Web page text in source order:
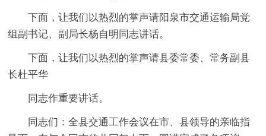
下面，让我们以热烈的掌声请阳泉市交通运输局党
组副书记、副局长杨自明同志讲话。
下面，让我们以热烈的掌声请县委常委、常务副县
长杜平华
同志作重要讲话。
同志们：全县交通工作会议在市、县领导的亲临指